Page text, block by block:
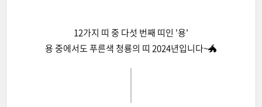
12가지 띠 중 다섯 번째 띠인 '용'
용 중에서도 푸른색 청룡의 띠 2024년입니다~🐲